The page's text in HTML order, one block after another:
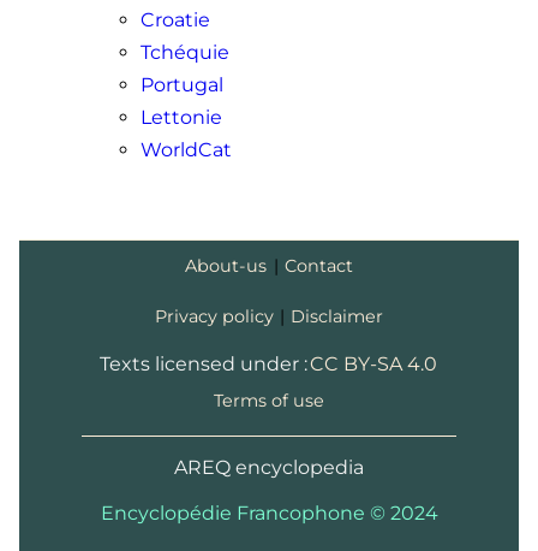
Croatie
Tchéquie
Portugal
Lettonie
WorldCat
About-us Contact
Privacy policy | Disclaimer
Texts licensed under :CC BY-SA 4.0
Terms of use
AREQ encyclopedia
Encyclopédie Francophone © 2024